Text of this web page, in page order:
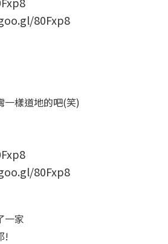
80Fxp8
一樣道地的吧(笑)
80Fxp8
一家
!